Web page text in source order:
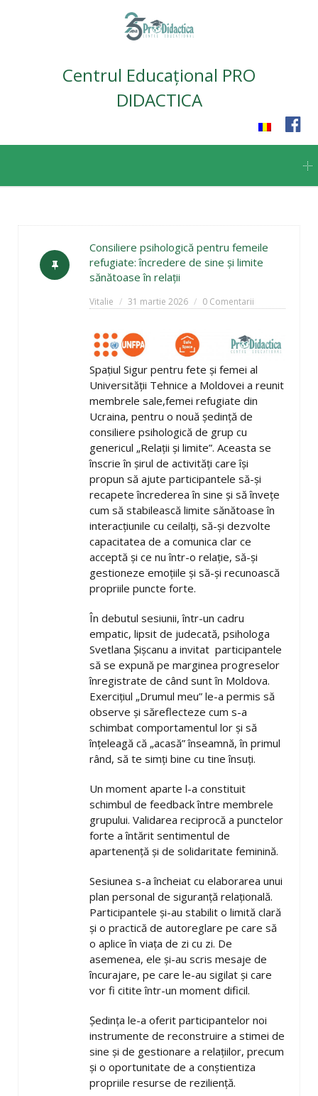
Centrul Educațional PRO
DIDACTICA
content
Consiliere psihologică pentru femeile
refugiate: încredere de sine și limite
sănătoase în relații
Vitalie 31 martie 2026 0 Comentarii
Spațiul Sigur pentru fete și femei al
Universității Tehnice a Moldovei a reunit
membrele sale,femei refugiate din
Ucraina, pentru o nouă ședință de
consiliere psihologică de grup cu
genericul „Relații și limite”. Aceasta se
înscrie în șirul de activități care își
propun să ajute participantele să-și
recapete încrederea în sine și să învețe
cum să stabilească limite sănătoase în
interacțiunile cu ceilalți, să-și dezvolte
capacitatea de a comunica clar ce
acceptă și ce nu într-o relație, să-și
gestioneze emoțiile și să-și recunoască
propriile puncte forte.
În debutul sesiunii, într-un cadru
empatic, lipsit de judecată, psihologa
Svetlana Șișcanu a invitat participantele
să se expună pe marginea progreselor
înregistrate de când sunt în Moldova.
Exercițiul „Drumul meu” le-a permis să
observe și săreflecteze cum s-a
schimbat comportamentul lor și să
înțeleagă că „acasă” înseamnă, în primul
rând, să te simți bine cu tine însuți.
Un moment aparte l-a constituit
schimbul de feedback între membrele
grupului. Validarea reciprocă a punctelor
forte a întărit sentimentul de
apartenență și de solidaritate feminină.
Sesiunea s-a încheiat cu elaborarea unui
plan personal de siguranță relațională.
Participantele și-au stabilit o limită clară
și o practică de autoreglare pe care să
o aplice în viața de zi cu zi. De
asemenea, ele și-au scris mesaje de
încurajare, pe care le-au sigilat și care
vor fi citite într-un moment dificil.
Ședința le-a oferit participantelor noi
instrumente de reconstruire a stimei de
sine și de gestionare a relațiilor, precum
și o oportunitate de a conștientiza
propriile resurse de reziliență.